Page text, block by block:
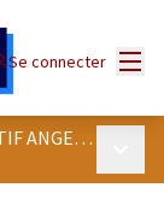
Se connecter
LES RÉALISATIONS DU BUDGET PARTICIPATIF ANGEVIN